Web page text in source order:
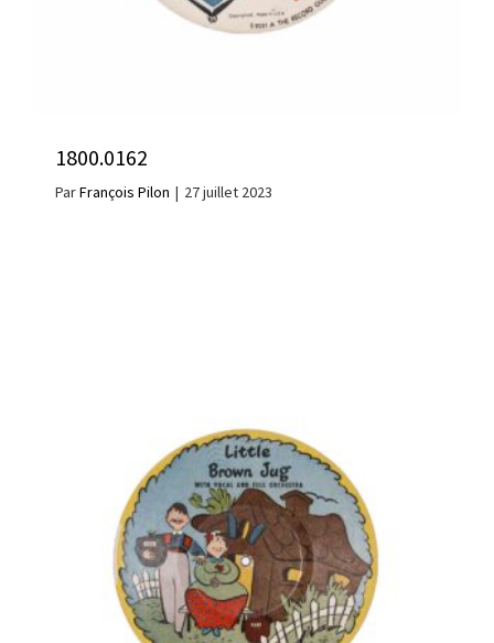
1800.0162
ParFrançois Pilon | 27 juillet 2023